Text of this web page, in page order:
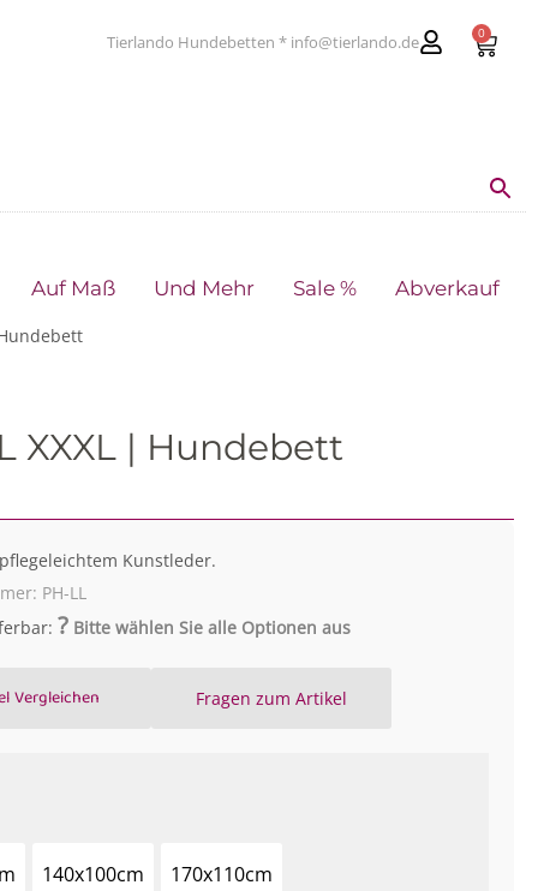
Tierlando Hundebetten * info@tierlando.de 0
Auf Maß Und Mehr Sale % Abverkauf
XXXL | Hundebett
Kunstleder.
PH-LL
? Bitte wählen Sie alle Optionen aus
Vergleichen Fragen zum Artikel
140x100cm 170x110cm